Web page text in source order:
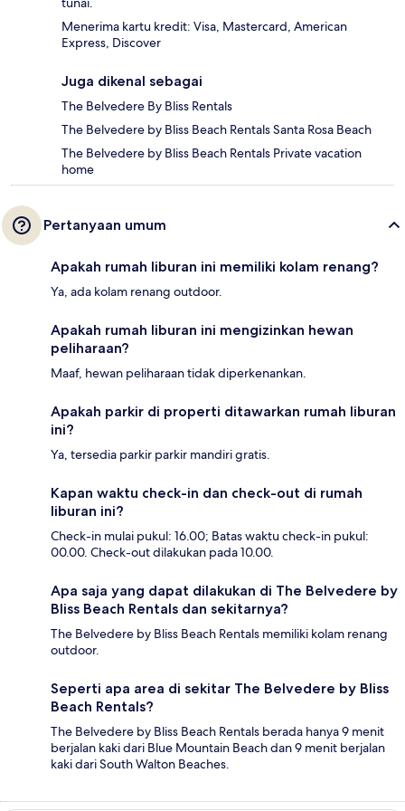
Menerima kartu kredit: Visa, Mastercard, American
Express, Discover
Juga dikenal sebagai
The Belvedere By Bliss Rentals
The Belvedere by Bliss Beach Rentals Santa Rosa Beach
The Belvedere by Bliss Beach Rentals Private vacation
home
Pertanyaan umum
Apakah rumah liburan ini memiliki kolam renang?
Ya, ada kolam renang outdoor.
Apakah rumah liburan ini mengizinkan hewan
peliharaan?
Maaf, hewan peliharaan tidak diperkenankan.
Apakah parkir di properti ditawarkan rumah liburan
ini?
Ya, tersedia parkir parkir mandiri gratis.
Kapan waktu check-in dan check-out di rumah
liburan ini?
Check-in mulai pukul: 16.00; Batas waktu check-in pukul:
00.00. Check-out dilakukan pada 10.00.
Apa saja yang dapat dilakukan di The Belvedere by
Bliss Beach Rentals dan sekitarnya?
The Belvedere by Bliss Beach Rentals memiliki kolam renang
outdoor.
Seperti apa area di sekitar The Belvedere by Bliss
Beach Rentals?
The Belvedere by Bliss Beach Rentals berada hanya 9 menit
berjalan kaki dari Blue Mountain Beach dan 9 menit berjalan
kaki dari South Walton Beaches.